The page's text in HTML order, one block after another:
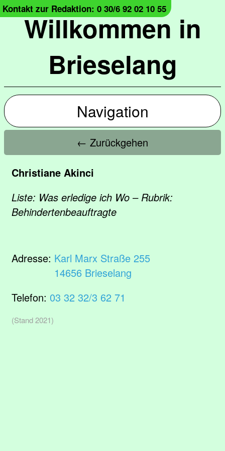
Willkommen in
Brieselang
Kontakt zur Redaktion: 0 30/6 92 02 10 55
Navigation
← Zurückgehen
Christiane Akinci
Liste: Was erledige ich Wo – Rubrik:
Behindertenbeauftragte
Adresse: Karl Marx Straße 255
14656 Brieselang
Telefon: 03 32 32/3 62 71
(Stand 2021)